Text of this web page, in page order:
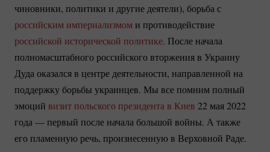
чиновники, политики и другие деятели), борьба с
российским империализмоми противодействие
российской исторической политике. После начала
полномасштабного российского вторжения в Украину
Дуда оказался в центре деятельности, направленной на
поддержку борьбы украинцев. Мы все помним полный
эмоций визит польского президента в Киев 22 мая 2022
года — первый после начала большой войны. А также
его пламенную речь, произнесенную в Верховной Раде.